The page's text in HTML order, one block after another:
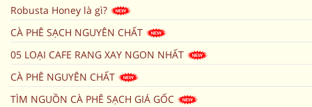
Robusta Honey là gì?
CÀ PHÊ SẠCH NGUYÊN CHẤT
05 LOẠI CAFE RANG XAY NGON NHẤT
CÀ PHÊ NGUYÊN CHẤT
TÌM NGUỒN CÀ PHÊ SẠCH GIÁ GỐC